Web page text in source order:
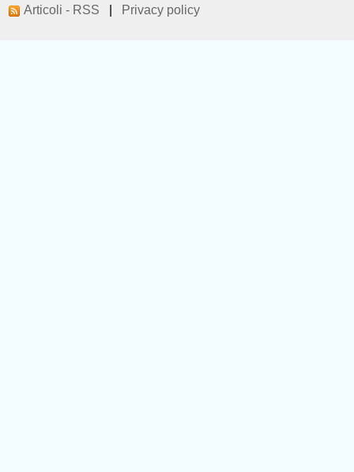
Articoli - RSS Privacy policy